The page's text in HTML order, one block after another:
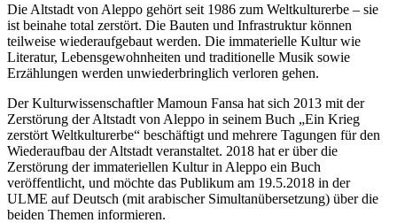
Die Altstadt von Aleppo gehört seit 1986 zum Weltkulturerbe – sie
ist beinahe total zerstört. Die Bauten und Infrastruktur können
teilweise wiederaufgebaut werden. Die immaterielle Kultur wie
Literatur, Lebensgewohnheiten und traditionelle Musik sowie
Erzählungen werden unwiederbringlich verloren gehen.
Der Kulturwissenschaftler Mamoun Fansa hat sich 2013 mit der
Zerstörung der Altstadt von Aleppo in seinem Buch „Ein Krieg
zerstört Weltkulturerbe“ beschäftigt und mehrere Tagungen für den
Wiederaufbau der Altstadt veranstaltet. 2018 hat er über die
Zerstörung der immateriellen Kultur in Aleppo ein Buch
veröffentlicht, und möchte das Publikum am 19.5.2018 in der
ULME auf Deutsch (mit arabischer Simultanübersetzung) über die
beiden Themen informieren.